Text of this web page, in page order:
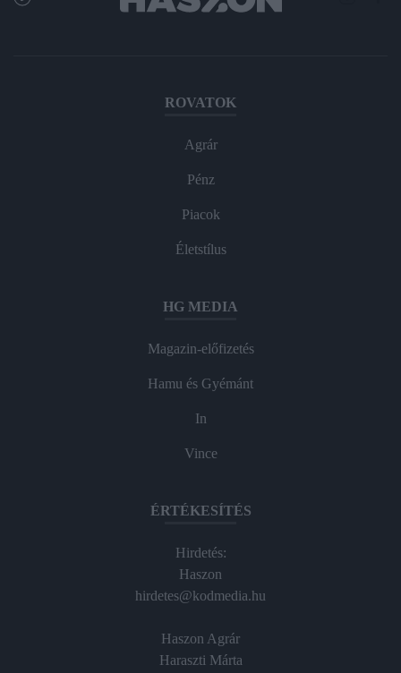
ROVATOK
Agrár
Pénz
Piacok
Életstílus
HG MEDIA
Magazin-előfizetés
Hamu és Gyémánt
In
Vince
ÉRTÉKESÍTÉS
Hirdetés:
Haszon
hirdetes@kodmedia.hu
Haszon Agrár
Haraszti Márta